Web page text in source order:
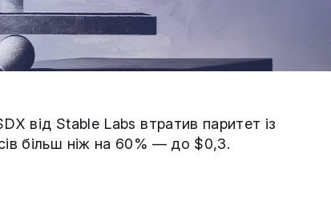
від Stable Labs втратив паритет із
більш ніж на 60% — до $0,3.